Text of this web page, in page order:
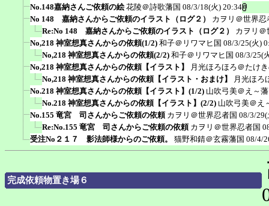
No.148嘉納さんご依頼の絵 花陵＠詩歌藩国 08/3/18(火) 20:34
No 148 嘉納さんからご依頼のイラスト（ログ２）
カヲリ＠世界忍
Re:No 148 嘉納さんからご依頼のイラスト（ログ２）
カヲリ＠
No,218 神室想真さんからの依頼(1/2) 和子＠リワマヒ国 08/3/25(火)
No,218 神室想真さんからの依頼(2/2) 和子＠リワマヒ国 08/3/25(
No,218 神室想真さんからの依頼【イラスト】
月光ほろほろ＠たけ
No,218 神室想真さんからの依頼【イラスト・おまけ】
月光ほろ
No.218 神室想真さんからの依頼【イラスト】(1/2) 山吹弓美＠え～
No.218 神室想真さんからの依頼【イラスト】(2/2) 山吹弓美＠え
No.155 竜宮 司さんからご依頼の依頼 カヲリ＠世界忍者国 08/3/29(
Re:No.155 竜宮 司さんからご依頼の依頼 カヲリ＠世界忍者国
受注No２１７ 影法師様からのご依頼。
猫野和錆＠玄霧藩国 08/4/
完成依頼物置き場６